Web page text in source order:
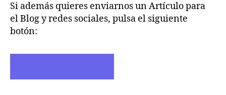
Si además quieres enviarnos un Artículo para
el Blog y redes sociales, pulsa el siguiente
botón: